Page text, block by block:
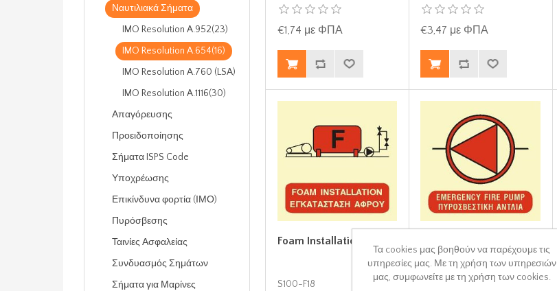
Ναυτιλιακά Σήματα
IMO Resolution A.952(23)
IMO Resolution A.654(16)
IMO Resolution A.760 (LSA)
IMO Resolution A.1116(30)
Απαγόρευσης
Προειδοποίησης
Σήματα ISPS Code
Υποχρέωσης
Επικίνδυνα φορτία (ΙΜΟ)
Πυρόσβεσης
Ταινίες Ασφαλείας
Συνδυασμός Σημάτων
Σήματα για Μαρίνες
€1,74 με ΦΠΑ €3,47 με ΦΠΑ
Foam Installation 15x15
S100-F18
(E.F.P.) 15x15
S100-F19
Τα cookies μας βοηθούν να παρέχουμε τις
υπηρεσίες μας. Με τη χρήση των υπηρεσιών
μας, συμφωνείτε με τη χρήση των cookies.